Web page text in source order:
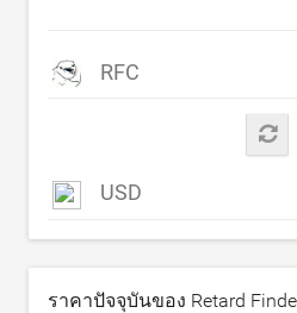
RFC
USD
ราคาปัจจุบันของ Retard